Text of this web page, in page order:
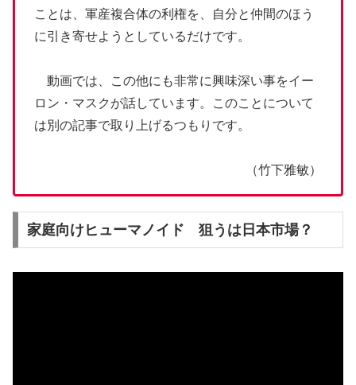
ことは、軍産複合体の利権を、自分と仲間のほう
に引き寄せようとしているだけです。
動画では、この他にも非常に興味深い事をイー
ロン・マスクが話しています。このことについて
は別の記事で取り上げるつもりです。
（竹下雅敏）
家庭向けヒューマノイド 狙うは日本市場？